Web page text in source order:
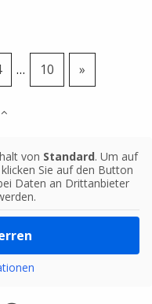
… 10 »
von Standard. Um auf
Sie auf den Button
Daten an Drittanbieter